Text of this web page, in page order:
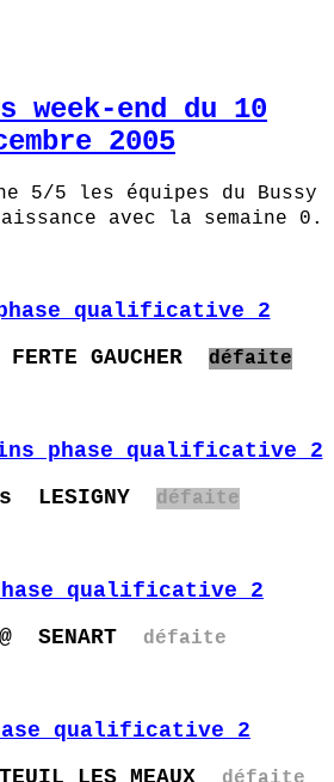
week-end du 10
2005
5/5 les équipes du Bussy
avec la semaine 0.
phase qualificative 2
GAUCHER défaite
phase qualificative 2
LESIGNY
défaite
qualificative 2
SENART
défaite
qualificative 2
LES MEAUX